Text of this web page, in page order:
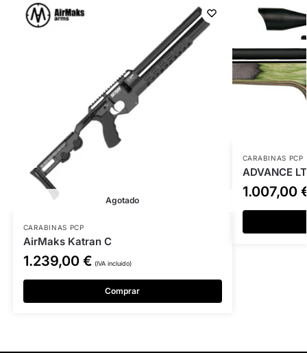
Agotado
CARABINAS PCP
AirMaks Katran C
1.239,00 € (IVA incluido)
Comprar
CARABINAS PCP
ADVANCE LT
1.007,00